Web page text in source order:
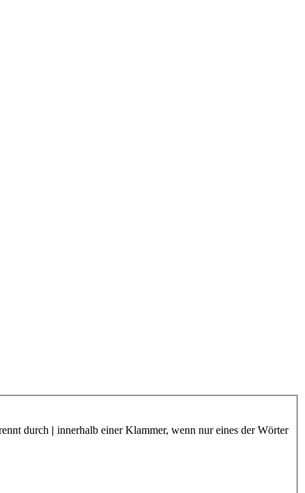
durch | innerhalb einer Klammer, wenn nur eines der Wörter